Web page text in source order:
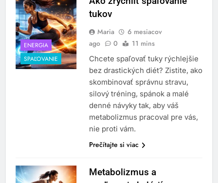
ENERGIA
SPAĽOVANIE
tukov
Maria
6 mesiacov
ago
0 11 mins
Chcete spaľovať tuky rýchlejšie
bez drastických diét? Zistite, ako
skombinovať správnu stravu,
silový tréning, spánok a malé
denné návyky tak, aby váš
metabolizmus pracoval pre vás,
nie proti vám.
Prečítajte si viac
Metabolizmus a